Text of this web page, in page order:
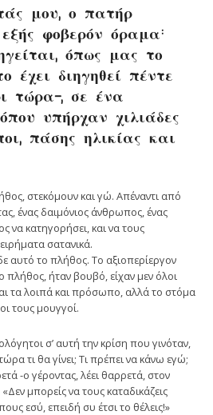
μου, ο πατήρ
φοβερόν όραμα:
όπως μας το
έχει διηγηθεί πέντε
τώρα-, σε ένα
υπήρχαν χιλιάδες
πάσης ηλικίας και
στεκόμουν και γώ. Απέναντι από
ένας δαιμόνιος άνθρωπος, ένας
να κατηγορήσει, και να τους
σατανικά.
αυτό το πλήθος. Το αξιοπερίεργον
πλήθος, ήταν βουβό, είχαν μεν όλοι
τα λοιπά και πρόσωπο, αλλά το στόμα
τους μουγγοί.
σ’ αυτή την κρίση που γινόταν,
τι θα γίνει; Τι πρέπει να κάνω εγώ;
-ο γέροντας, λέει θαρρετά, στον
μπορείς να τους καταδικάζεις
εσύ, επειδή συ έτσι το θέλεις!»